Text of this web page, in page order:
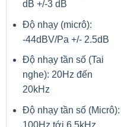
dB +/-3 dB
Độ nhạy (micrô):
-44dBV/Pa +/- 2.5dB
Độ nhạy tần số (Tai
nghe): 20Hz đến
20kHz
Độ nhạy tần số (Micrô):
100Hz tới 6,5kHz